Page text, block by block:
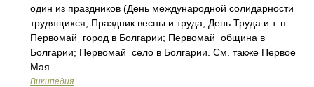
один из праздников (День международной солидарности
трудящихся, Праздник весны и труда, День Труда и т. п.
Первомай город в Болгарии; Первомай община в
Болгарии; Первомай село в Болгарии. См. также Первое
Мая …
Википедия